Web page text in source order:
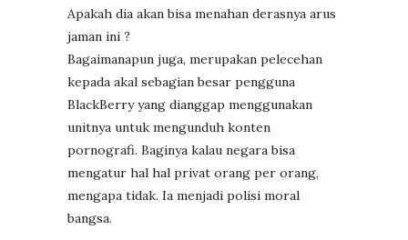
Apakah dia akan bisa menahan derasnya arus
jaman ini ?
Bagaimanapun juga, merupakan pelecehan
kepada akal sebagian besar pengguna
BlackBerry yang dianggap menggunakan
unitnya untuk mengunduh konten
pornografi. Baginya kalau negara bisa
mengatur hal hal privat orang per orang,
mengapa tidak. Ia menjadi polisi moral
bangsa.